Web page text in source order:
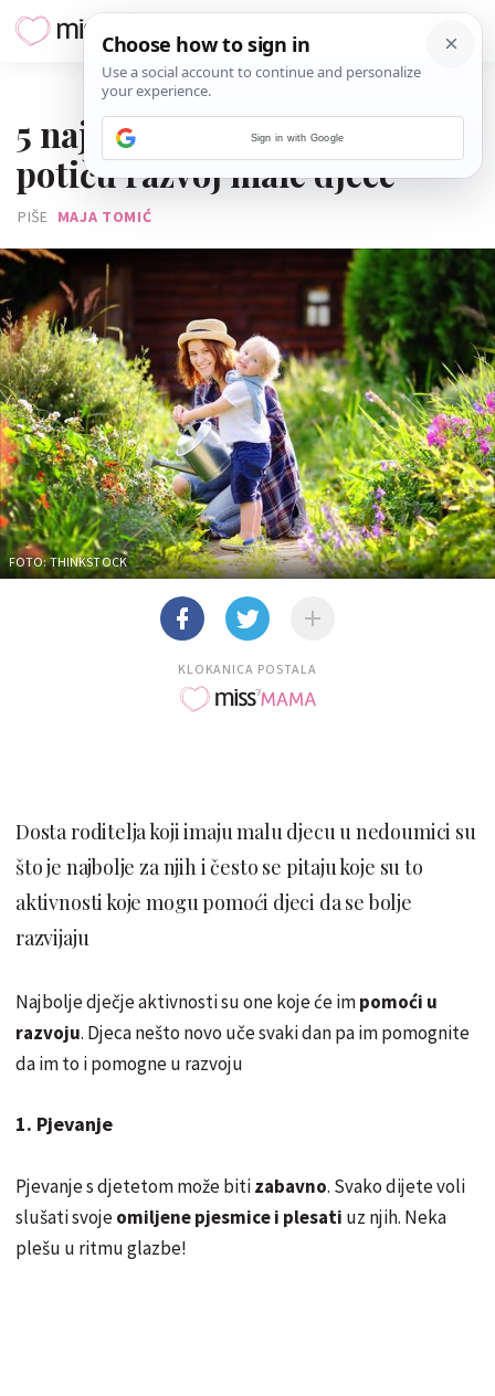
5 najboljih aktivnosti koje
potiču razvoj male djece
PIŠE MAJA TOMIĆ
FOTO: THINKSTOCK
KLOKANICA POSTALA
Dosta roditelja koji imaju malu djecu u nedoumici su
što je najbolje za njih i često se pitaju koje su to
aktivnosti koje mogu pomoći djeci da se bolje
razvijaju
Najbolje dječje aktivnosti su one koje će impomoći u
razvoju. Djeca nešto novo uče svaki dan pa im pomognite
da im to i pomogne u razvoju
1. Pjevanje
Pjevanje s djetetom može bitizabavno. Svako dijete voli
slušati svojeomiljene pjesmice i plesati uz njih. Neka
plešu u ritmu glazbe!
Sign in with Google